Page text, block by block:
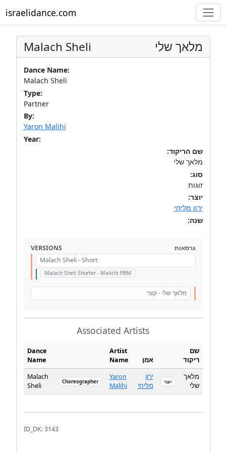
israelidance.com
Malach Sheli מלאך שלי
Dance Name:
Malach Sheli
Type:
Partner
By:
Yaron Malihi
Year:
שם הריקוד:
מלאך שלי
סוג:
זוגות
יוצר:
ירון מליחי
שנה:
VERSIONS
גרסאות
Malach Sheli - Short
Malach Sheli Shorter - Malichi PBM
מלאך שלי - קצר
Associated Artists
Dance
Name
Artist
Name
אמן
שם
ריקוד
Malach
Sheli
Choreographer
Yaron
Malihi
ירון
מליחי
יוצר
מלאך
שלי
ID_DK: 3143